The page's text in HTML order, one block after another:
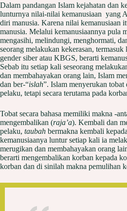
Dalam pandangan Islam kejahatan dan
lunturnya nilai-nilai kemanusiaan yang
diri manusia. Karena nilai kemanusiaan
manusia. Melalui kemanusiaannya pula
mengasihi, melindungi, menghormati,
seorang melakukan kekerasan, termasuk
gender siber atau KBGS, berarti
Sebab itu setiap kali seseorang
dan membahayakan orang lain, Islam
dan ber-“islah”. Islam menyerukan tobat
pelaku, tetapi secara terutama pada
Tobat secara bahasa memiliki makna -
mengembalikan (raja’a). Kembali dan
pelaku, taubah bermakna kembali
kemanusiaanya luntur setiap kali ia
merugikan dan membahayakan orang
berarti mengembalikan korban kepada
korban dan di sinilah makna pemulihan